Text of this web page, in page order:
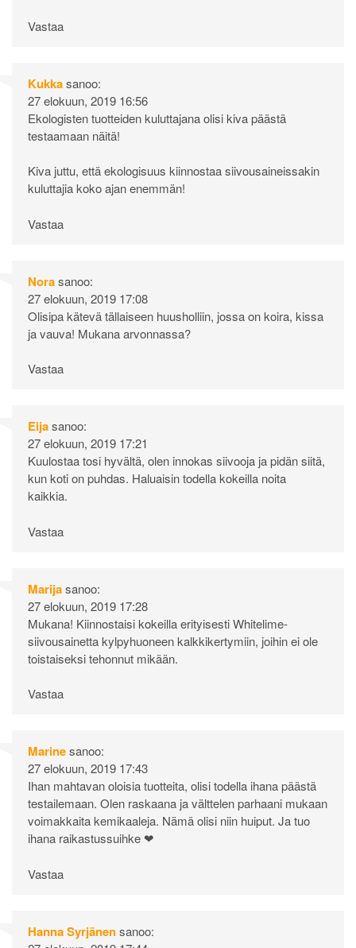
Vastaa
Kukkasanoo:
27 elokuun, 2019 16:56
Ekologisten tuotteiden kuluttajana olisi kiva päästä
testaamaan näitä!
Kiva juttu, että ekologisuus kiinnostaa siivousaineissakin
kuluttajia koko ajan enemmän!
Vastaa
Norasanoo:
27 elokuun, 2019 17:08
Olisipa kätevä tällaiseen huusholliin, jossa on koira, kissa
ja vauva! Mukana arvonnassa?
Vastaa
Eijasanoo:
27 elokuun, 2019 17:21
Kuulostaa tosi hyvältä, olen innokas siivooja ja pidän siitä,
kun koti on puhdas. Haluaisin todella kokeilla noita
kaikkia.
Vastaa
Marijasanoo:
27 elokuun, 2019 17:28
Mukana! Kiinnostaisi kokeilla erityisesti Whitelime-
siivousainetta kylpyhuoneen kalkkikertymiin, joihin ei ole
toistaiseksi tehonnut mikään.
Vastaa
Marinesanoo:
27 elokuun, 2019 17:43
Ihan mahtavan oloisia tuotteita, olisi todella ihana päästä
testailemaan. Olen raskaana ja välttelen parhaani mukaan
voimakkaita kemikaaleja. Nämä olisi niin huiput. Ja tuo
ihana raikastussuihke ❤
Vastaa
Hanna Syrjänensanoo: